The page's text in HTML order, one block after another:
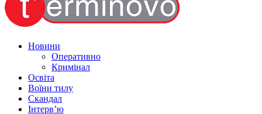
Новини
Оперативно
Кримінал
Освіта
Воїни тилу
Скандал
Інтерв’ю